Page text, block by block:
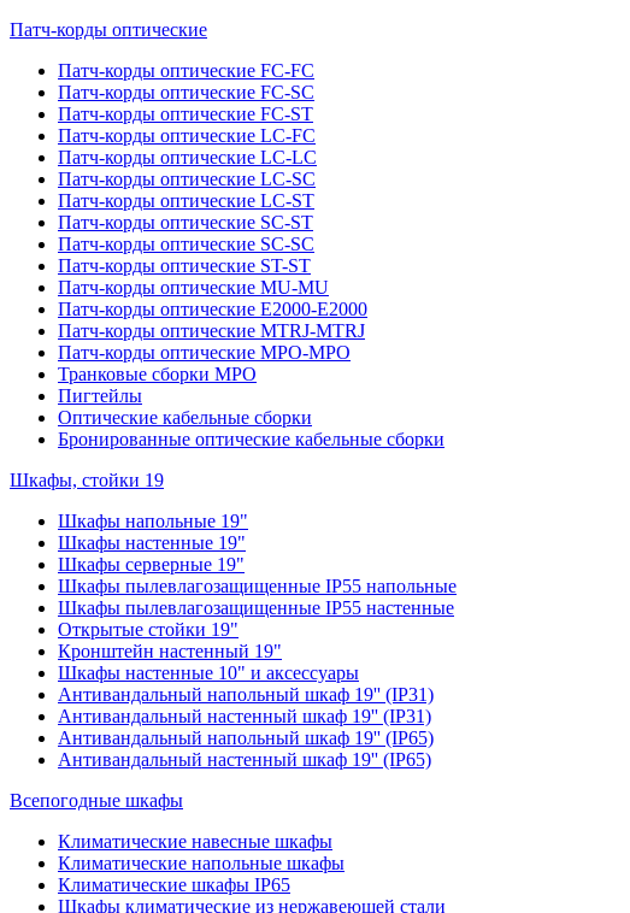
Патч-корды оптические
Патч-корды оптические FC-FC
Патч-корды оптические FC-SC
Патч-корды оптические FC-ST
Патч-корды оптические LC-FC
Патч-корды оптические LC-LC
Патч-корды оптические LC-SC
Патч-корды оптические LC-ST
Патч-корды оптические SC-ST
Патч-корды оптические SC-SC
Патч-корды оптические ST-ST
Патч-корды оптические MU-MU
Патч-корды оптические E2000-E2000
Патч-корды оптические MTRJ-MTRJ
Патч-корды оптические MPO-MPO
Транковые сборки MPO
Пигтейлы
Оптические кабельные сборки
Бронированные оптические кабельные сборки
Шкафы, стойки 19
Шкафы напольные 19"
Шкафы настенные 19"
Шкафы серверные 19"
Шкафы пылевлагозащищенные IP55 напольные
Шкафы пылевлагозащищенные IP55 настенные
Открытые стойки 19"
Кронштейн настенный 19"
Шкафы настенные 10" и аксессуары
Антивандальный напольный шкаф 19'' (IP31)
Антивандальный настенный шкаф 19'' (IP31)
Антивандальный напольный шкаф 19'' (IP65)
Антивандальный настенный шкаф 19'' (IP65)
Всепогодные шкафы
Климатические навесные шкафы
Климатические напольные шкафы
Климатические шкафы IP65
Шкафы климатические из нержавеющей стали